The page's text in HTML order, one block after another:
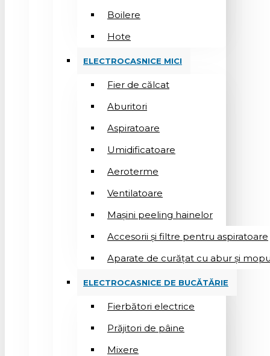
Boilere
Hote
ELECTROCASNICE MICI
Fier de călcat
Aburitori
Aspiratoare
Umidificatoare
Aeroterme
Ventilatoare
Mașini peeling hainelor
Accesorii și filtre pentru aspiratoare
Aparate de curățat cu abur și
ELECTROCASNICE DE BUCĂTĂRIE
Fierbători electrice
Prăjitori de pâine
Mixere